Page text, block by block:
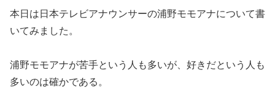
本日は日本テレビアナウンサーの浦野モモアナについて書
いてみました。
浦野モモアナが苦手という人も多いが、好きだという人も
多いのは確かである。